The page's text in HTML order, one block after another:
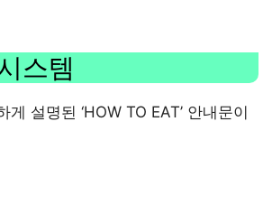
스템
설명된 ‘HOW TO EAT’ 안내문이